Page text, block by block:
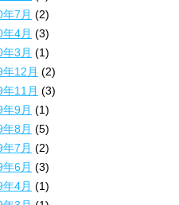
7月 (2)
4月 (3)
3月 (1)
年12月 (2)
年11月 (3)
9月 (1)
8月 (5)
7月 (2)
6月 (3)
4月 (1)